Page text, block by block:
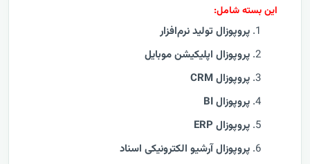
این بسته شامل:
پروپوزال تولید نرم‌افزار
پروپوزال اپلیکیشن موبایل
پروپوزال CRM
پروپوزال BI
پروپوزال ERP
پروپوزال آرشیو الکترونیکی اسناد